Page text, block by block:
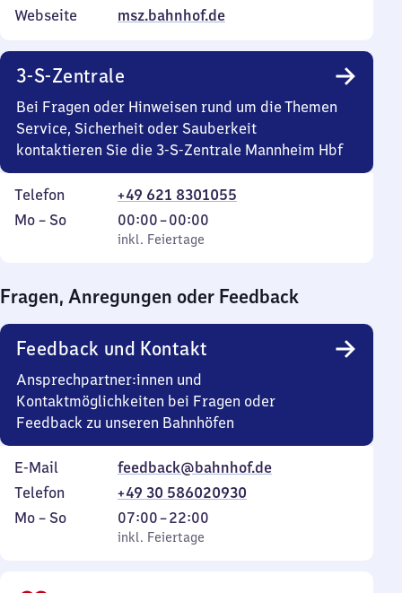
Webseite
msz.bahnhof.de
3-S-Zentrale
Bei Fragen oder Hinweisen rund um die Themen
Service, Sicherheit oder Sauberkeit
kontaktieren Sie die 3-S-Zentrale Mannheim Hbf
Telefon
+49 621 8301055
Montag
Mo – So,
inkl. Feiertage
00:00–00:00
Von
0
0
Uhr
inkl. Feiertage
Fragen, Anregungen oder Feedback
Feedback und Kontakt
Ansprechpartner:innen und
Kontaktmöglichkeiten bei Fragen oder
Feedback zu unseren Bahnhöfen
E-Mail
feedback@bahnhof.de
Telefon
+49 30 586020930
Montag
Mo – So,
inkl. Feiertage
07:00–22:00
Von
7
inkl. Feiertage